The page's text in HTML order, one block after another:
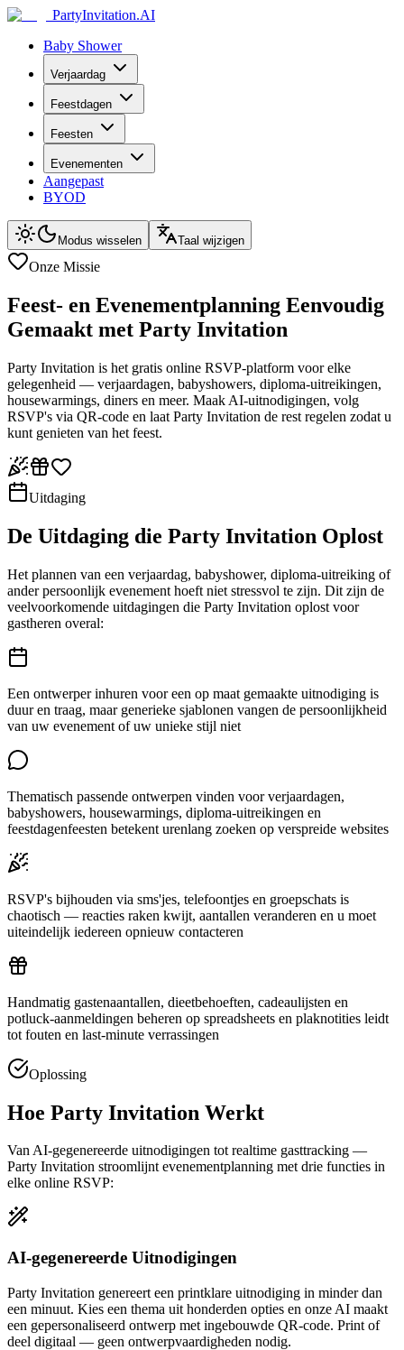
PartyInvitation.AI
Baby Shower
Verjaardag
Feestdagen
Feesten
Evenementen
Aangepast
BYOD
Modus wisselen Taal wijzigen
Onze Missie
Feest- en Evenementplanning Eenvoudig
Gemaakt met Party Invitation
Party Invitation is het gratis online RSVP-platform voor elke
gelegenheid — verjaardagen, babyshowers, diploma-uitreikingen,
housewarmings, diners en meer. Maak AI-uitnodigingen, volg
RSVP's via QR-code en laat Party Invitation de rest regelen zodat u
kunt genieten van het feest.
Uitdaging
De Uitdaging die Party Invitation Oplost
Het plannen van een verjaardag, babyshower, diploma-uitreiking of
ander persoonlijk evenement hoeft niet stressvol te zijn. Dit zijn de
veelvoorkomende uitdagingen die Party Invitation oplost voor
gastheren overal:
Een ontwerper inhuren voor een op maat gemaakte uitnodiging is
duur en traag, maar generieke sjablonen vangen de persoonlijkheid
van uw evenement of uw unieke stijl niet
Thematisch passende ontwerpen vinden voor verjaardagen,
babyshowers, housewarmings, diploma-uitreikingen en
feestdagenfeesten betekent urenlang zoeken op verspreide websites
RSVP's bijhouden via sms'jes, telefoontjes en groepschats is
chaotisch — reacties raken kwijt, aantallen veranderen en u moet
uiteindelijk iedereen opnieuw contacteren
Handmatig gastenaantallen, dieetbehoeften, cadeaulijsten en
potluck-aanmeldingen beheren op spreadsheets en plaknotities leidt
tot fouten en last-minute verrassingen
Oplossing
Hoe Party Invitation Werkt
Van AI-gegenereerde uitnodigingen tot realtime gasttracking —
Party Invitation stroomlijnt evenementplanning met drie functies in
elke online RSVP:
AI-gegenereerde Uitnodigingen
Party Invitation genereert een printklare uitnodiging in minder dan
een minuut. Kies een thema uit honderden opties en onze AI maakt
een gepersonaliseerd ontwerp met ingebouwde QR-code. Print of
deel digitaal — geen ontwerpvaardigheden nodig.